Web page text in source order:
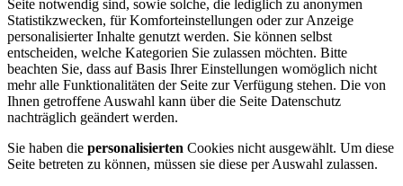
Seite notwendig sind, sowie solche, die lediglich zu anonymen
Statistikzwecken, für Komforteinstellungen oder zur Anzeige
personalisierter Inhalte genutzt werden. Sie können selbst
entscheiden, welche Kategorien Sie zulassen möchten. Bitte
beachten Sie, dass auf Basis Ihrer Einstellungen womöglich nicht
mehr alle Funktionalitäten der Seite zur Verfügung stehen. Die von
Ihnen getroffene Auswahl kann über die Seite Datenschutz
nachträglich geändert werden.
Sie haben die personalisierten Cookies nicht ausgewählt. Um diese
Seite betreten zu können, müssen sie diese per Auswahl zulassen.